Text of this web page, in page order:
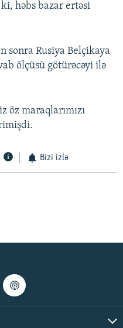
həbs bazar ertəsi
sonra Rusiya Belçikaya
ölçüsü götürəcəyi ilə
maraqlarımızı
Bizi izlə